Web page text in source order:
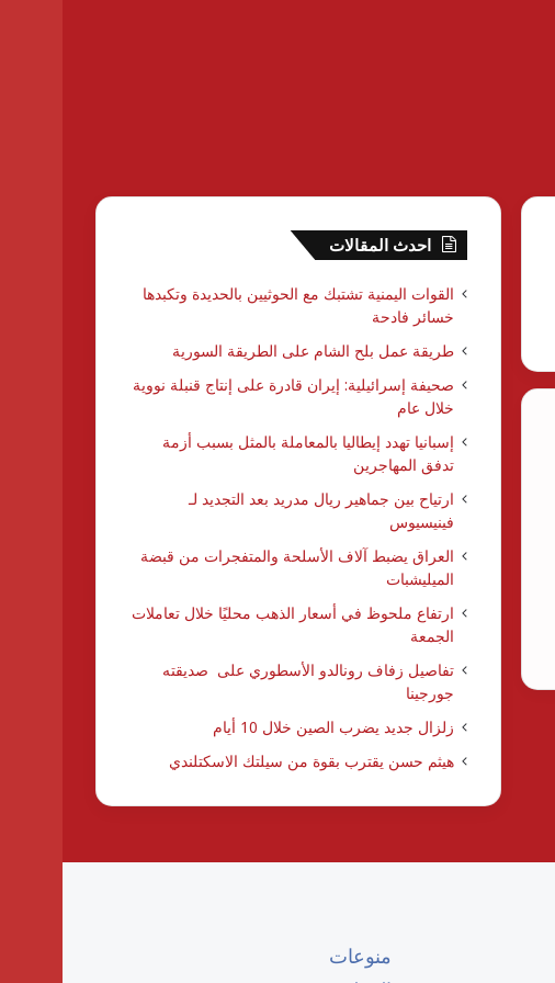
احدث المقالات
القوات اليمنية تشتبك مع الحوثيين بالحديدة وتكبدها
خسائر فادحة
طريقة عمل بلح الشام على الطريقة السورية
صحيفة إسرائيلية: إيران قادرة على إنتاج قنبلة نووية
خلال عام
إسبانيا تهدد إيطاليا بالمعاملة بالمثل بسبب أزمة
تدفق المهاجرين
ارتياح بين جماهير ريال مدريد بعد التجديد لـ
فينيسيوس
العراق يضبط آلاف الأسلحة والمتفجرات من قبضة
الميليشبات
ارتفاع ملحوظ في أسعار الذهب محليًا خلال تعاملات
الجمعة
تفاصيل زفاف رونالدو الأسطوري على صديقته
جورجينا
زلزال جديد يضرب الصين خلال 10 أيام
هيثم حسن يقترب بقوة من سيلتك الاسكتلندي
منوعات